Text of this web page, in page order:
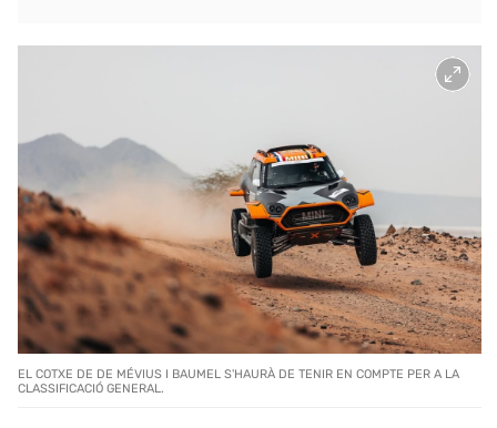
EL COTXE DE DE MÉVIUS I BAUMEL S'HAURÀ DE TENIR EN COMPTE PER A LA
CLASSIFICACIÓ GENERAL.